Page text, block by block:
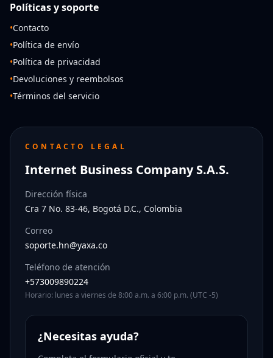
Políticas y soporte
•Contacto
•Política de envío
•Política de privacidad
•Devoluciones y reembolsos
•Términos del servicio
CONTACTO LEGAL
Internet Business Company S.A.S.
Dirección física
Cra 7 No. 83-46, Bogotá D.C., Colombia
Correo
soporte.hn@yaxa.co
Teléfono de atención
+573009890224
Horario: lunes a viernes de 8:00 a.m. a 6:00 p.m. (UTC -5)
¿Necesitas ayuda?